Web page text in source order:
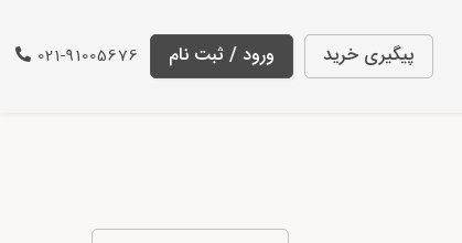
پیگیری خرید ورود / ثبت نام 021-91005676